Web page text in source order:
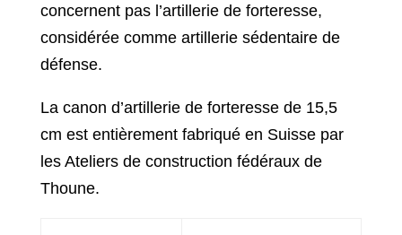
concernent pas l’artillerie de forteresse,
considérée comme artillerie sédentaire de
défense.
La canon d’artillerie de forteresse de 15,5
cm est entièrement fabriqué en Suisse par
les Ateliers de construction fédéraux de
Thoune.